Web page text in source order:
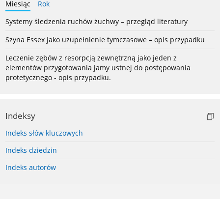
Miesiąc
Rok
Systemy śledzenia ruchów żuchwy – przegląd literatury
Szyna Essex jako uzupełnienie tymczasowe – opis przypadku
Leczenie zębów z resorpcją zewnętrzną jako jeden z
elementów przygotowania jamy ustnej do postępowania
protetycznego - opis przypadku.
Indeksy
Indeks słów kluczowych
Indeks dziedzin
Indeks autorów